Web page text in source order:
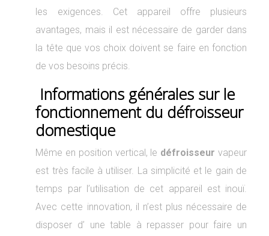
les exigences. Cet appareil offre plusieurs
avantages, mais il est nécessaire de garder dans
la tête que vos choix doivent se faire en fonction
de vos besoins précis.
Informations générales sur le
fonctionnement du défroisseur
domestique
Même en position vertical, le défroisseur vapeur
est très facile à utiliser. La simplicité et le gain de
temps par l’utilisation de cet appareil est inouï.
Avec cette innovation, il n’est plus nécessaire de
disposer d’ une table à repasser pour faire un